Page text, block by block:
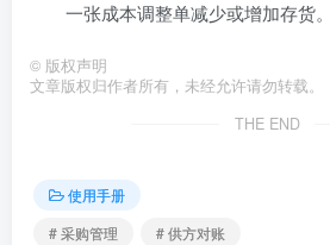
一张成本调整单减少或增加存货。
© 版权声明
文章版权归作者所有，未经允许请勿转载。
THE END
使用手册
# 采购管理
# 供方对账